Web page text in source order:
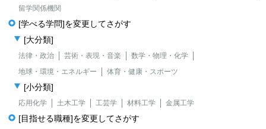
留学関係機関
[学べる学問]を変更してさがす
[大分類]
法律・政治 芸術・表現・音楽
数学・物理・化学
地球・環境・エネルギー
体育・健康・スポーツ
[小分類]
応用化学 土木工学 工芸学 材料工学 金属工学
[目指せる職種]を変更してさがす